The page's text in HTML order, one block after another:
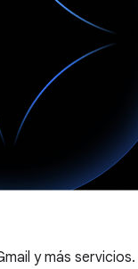
y más servicios.